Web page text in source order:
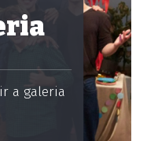
a galeria